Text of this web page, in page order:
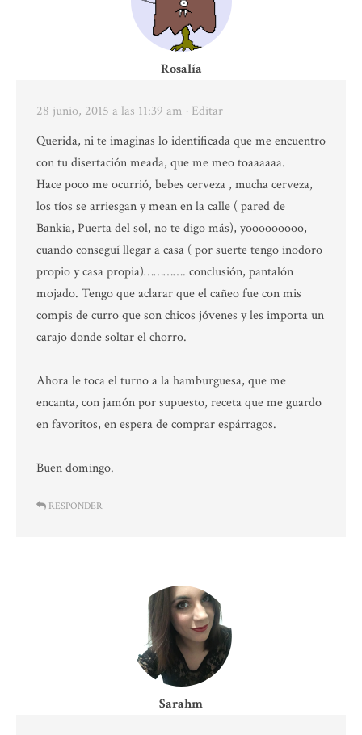
Rosalía
28 junio, 2015 a las 11:39 am · Editar
Querida, ni te imaginas lo identificada que me encuentro
con tu disertación meada, que me meo toaaaaaa.
Hace poco me ocurrió, bebes cerveza , mucha cerveza,
los tíos se arriesgan y mean en la calle ( pared de
Bankia, Puerta del sol, no te digo más), yooooooooo,
cuando conseguí llegar a casa ( por suerte tengo inodoro
propio y casa propia)…………. conclusión, pantalón
mojado. Tengo que aclarar que el cañeo fue con mis
compis de curro que son chicos jóvenes y les importa un
carajo donde soltar el chorro.
Ahora le toca el turno a la hamburguesa, que me
encanta, con jamón por supuesto, receta que me guardo
en favoritos, en espera de comprar espárragos.
Buen domingo.
RESPONDER
Sarahm